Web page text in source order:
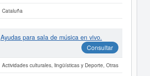
Cataluña
Ayudas para sala de música en vivo.
Consultar
Actividades culturales, lingüísticas y Deporte, Otras